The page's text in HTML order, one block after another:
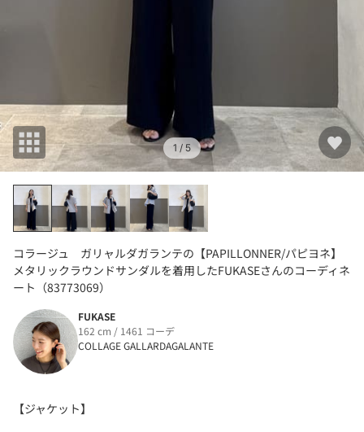
1 / 5
コラージュ ガリャルダガランテの【PAPILLONNER/パピヨネ】
メタリックラウンドサンダルを着用したFUKASEさんのコーディネ
ート（83773069）
FUKASE
162 cm / 1461 コーデ
COLLAGE GALLARDAGALANTE
【ジャケット】